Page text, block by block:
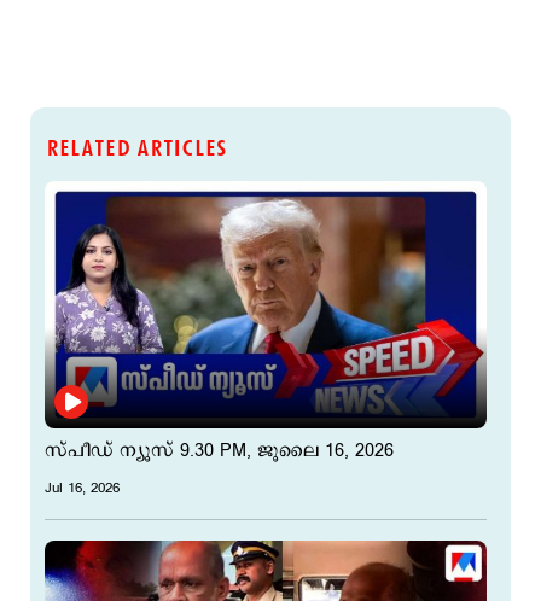
RELATED ARTICLES
സ്പീഡ് ന്യൂസ് 9.30 PM, ജൂലൈ 16, 2026
Jul 16, 2026